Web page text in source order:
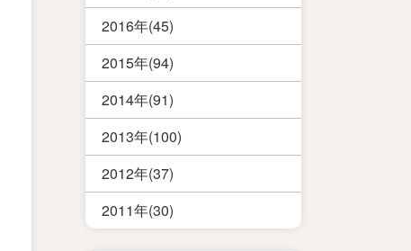
2016年(45)
2015年(94)
2014年(91)
2013年(100)
2012年(37)
2011年(30)